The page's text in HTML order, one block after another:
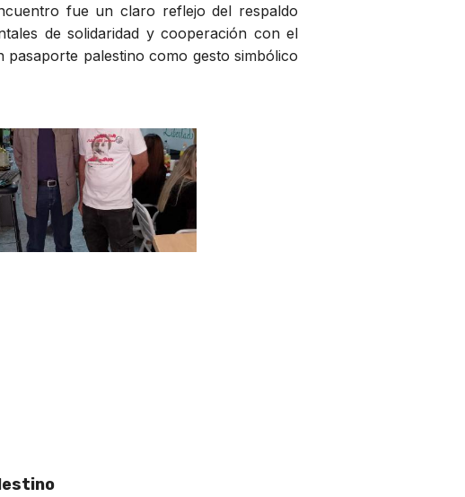
fue un claro reflejo del respaldo
de solidaridad y cooperación con el
palestino como gesto simbólico